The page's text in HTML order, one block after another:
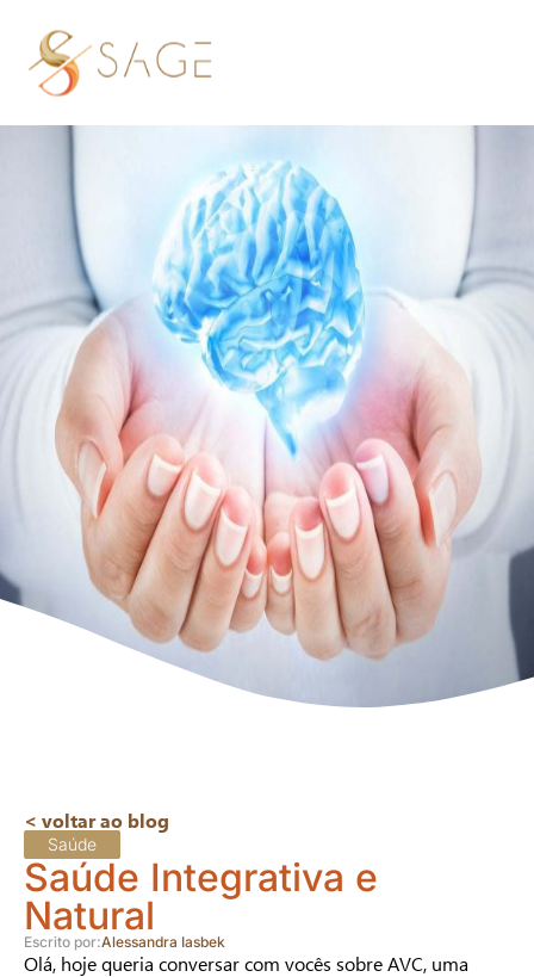
< voltar ao blog
Saúde
Saúde Integrativa e
Natural
Escrito por:Alessandra Iasbek
Olá, hoje queria conversar com vocês sobre AVC, uma